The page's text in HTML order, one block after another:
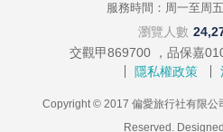
服務時間：周一至周
瀏覽人數
交觀甲869700 ，品保嘉
隱私權政策
Copyright © 2017 偏愛旅行社有限
Reserved.